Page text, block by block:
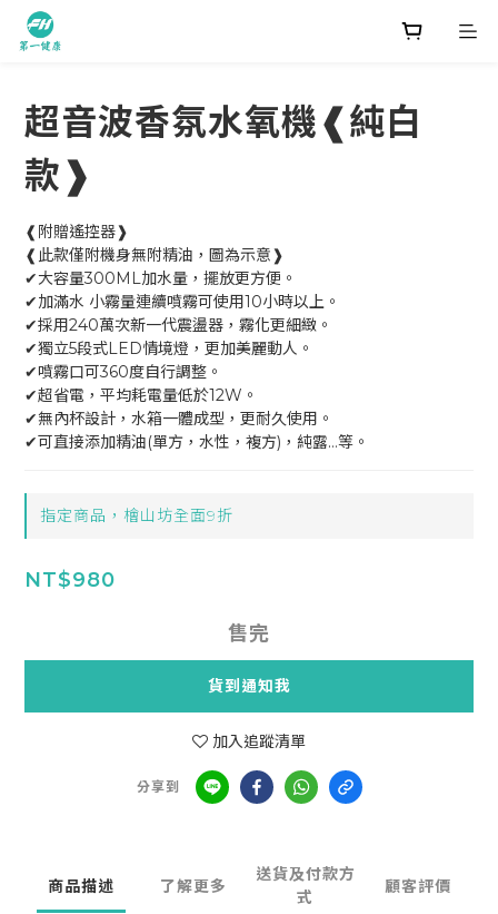
超音波香氛水氧機❰純白
款❱
❰附贈遙控器❱
❰此款僅附機身無附精油，圖為示意❱
✔大容量300ML加水量，擺放更方便。
✔加滿水 小霧量連續噴霧可使用10小時以上。
✔採用240萬次新一代震盪器，霧化更細緻。
✔獨立5段式LED情境燈，更加美麗動人。
✔噴霧口可360度自行調整。
✔超省電，平均耗電量低於12W。
✔無內杯設計，水箱一體成型，更耐久使用。
✔可直接添加精油(單方，水性，複方)，純露…等。
指定商品，檜山坊全面9折
NT$980
售完
貨到通知我
加入追蹤清單
分享到
商品描述 了解更多
送貨及付款方
式
顧客評價